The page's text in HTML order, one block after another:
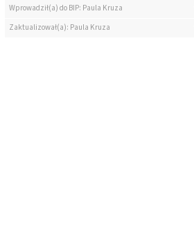
Wprowadził(a) do BIP: Paula Kruza
Zaktualizował(a): Paula Kruza